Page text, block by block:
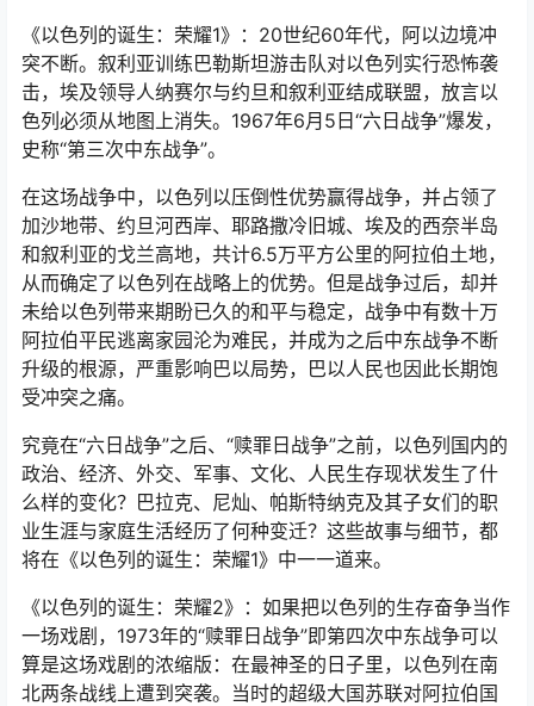
《以色列的诞生：荣耀1》：20世纪60年代，阿以边境冲
突不断。叙利亚训练巴勒斯坦游击队对以色列实行恐怖袭
击，埃及领导人纳赛尔与约旦和叙利亚结成联盟，放言以
色列必须从地图上消失。1967年6月5日“六日战争”爆发，
史称“第三次中东战争”。
在这场战争中，以色列以压倒性优势赢得战争，并占领了
加沙地带、约旦河西岸、耶路撒冷旧城、埃及的西奈半岛
和叙利亚的戈兰高地，共计6.5万平方公里的阿拉伯土地，
从而确定了以色列在战略上的优势。但是战争过后，却并
未给以色列带来期盼已久的和平与稳定，战争中有数十万
阿拉伯平民逃离家园沦为难民，并成为之后中东战争不断
升级的根源，严重影响巴以局势，巴以人民也因此长期饱
受冲突之痛。
究竟在“六日战争”之后、“赎罪日战争”之前，以色列国内的
政治、经济、外交、军事、文化、人民生存现状发生了什
么样的变化？巴拉克、尼灿、帕斯特纳克及其子女们的职
业生涯与家庭生活经历了何种变迁？这些故事与细节，都
将在《以色列的诞生：荣耀1》中一一道来。
《以色列的诞生：荣耀2》：如果把以色列的生存奋争当作
一场戏剧，1973年的“赎罪日战争”即第四次中东战争可以
算是这场戏剧的浓缩版：在最神圣的日子里，以色列在南
北两条战线上遭到突袭。当时的超级大国苏联对阿拉伯国